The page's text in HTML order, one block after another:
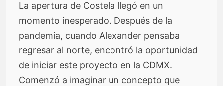
La apertura de Costela llegó en un
momento inesperado. Después de la
pandemia, cuando Alexander pensaba
regresar al norte, encontró la oportunidad
de iniciar este proyecto en la CDMX.
Comenzó a imaginar un concepto que